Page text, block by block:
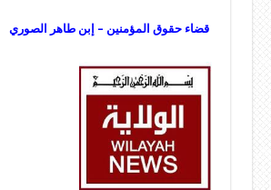
قضاء حقوق المؤمنين – إبن طاهر الصوري